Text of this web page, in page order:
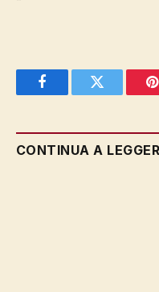
FacebookTwitter
CONTINUA A